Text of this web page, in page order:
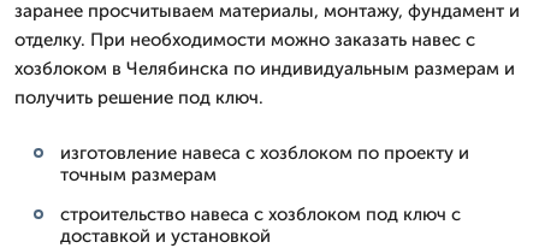
заранее просчитываем материалы, монтажу, фундамент и
отделку. При необходимости можно заказать навес с
хозблоком в Челябинска по индивидуальным размерам и
получить решение под ключ.
изготовление навеса с хозблоком по проекту и
точным размерам
строительство навеса с хозблоком под ключ с
доставкой и установкой